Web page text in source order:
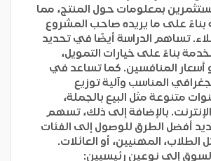
بمعلومات حول المنتج، مما
على ما يريده صاحب المشروع
تساهم الدراسة أيضًا في تحديد
بناءً على خيارات التمويل،
أسعار المنافسين. كما تساعد في
المناسب وآلية توزيع
متنوعة مثل البيع بالجملة،
الإنترنت. بالإضافة إلى ذلك، تسهم
أفضل الطرق للوصول إلى الفئات
المهنيين، أو العائلات.
إلى نوعين رئيسيين: